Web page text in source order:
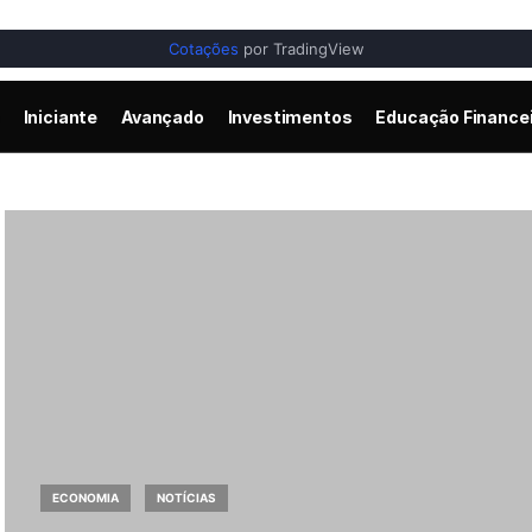
Cotações por TradingView
Iniciante Avançado Investimentos Educação
ECONOMIA NOTÍCIAS